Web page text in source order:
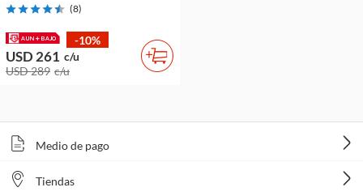
(8)
-10%
USD 261 c/u
USD 289 c/u
Medio de pago
Tiendas